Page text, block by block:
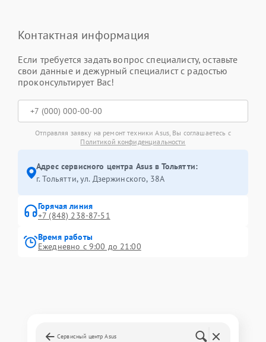
Контактная информация
Если требуется задать вопрос специалисту, оставьте
свои данные и дежурный специалист с радостью
проконсультирует Вас!
Отправляя заявку на ремонт техники Asus, Вы соглашаетесь с
Политикой конфиденциальности
Адрес сервисного центра Asus в Тольятти:
г. Тольятти, ул. Дзержинского, 38А
Горячая линия
+7 (848) 238-87-51
Время работы
Ежедневно с 9:00 до 21:00
Сервисный центр Asus